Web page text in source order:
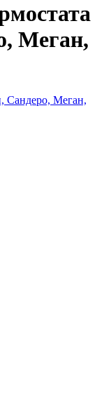
Меган,